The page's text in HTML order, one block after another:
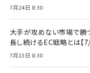
7月24日 8:30
大手が攻めない市場で勝
長し続けるEC戦略とは【
7月23日 8:30